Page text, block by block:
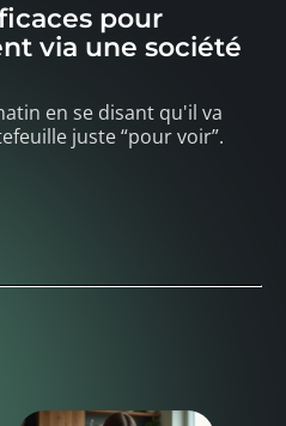
pour
via une société
en se disant qu'il va
juste “pour voir”.